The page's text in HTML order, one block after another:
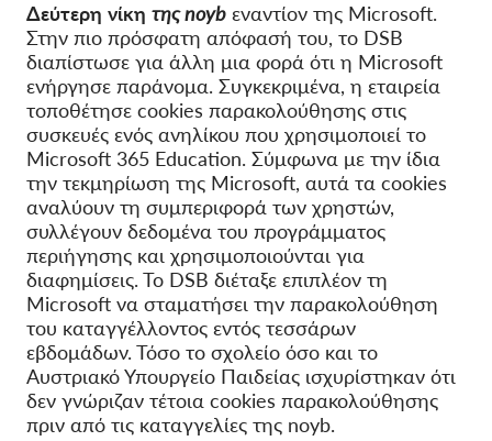
Δεύτερη νίκη της noyb εναντίον της Microsoft.
Στην πιο πρόσφατη απόφασή του, το DSB
διαπίστωσε για άλλη μια φορά ότι η Microsoft
ενήργησε παράνομα. Συγκεκριμένα, η εταιρεία
τοποθέτησε cookies παρακολούθησης στις
συσκευές ενός ανηλίκου που χρησιμοποιεί το
Microsoft 365 Education. Σύμφωνα με την ίδια
την τεκμηρίωση της Microsoft, αυτά τα cookies
αναλύουν τη συμπεριφορά των χρηστών,
συλλέγουν δεδομένα του προγράμματος
περιήγησης και χρησιμοποιούνται για
διαφημίσεις. Το DSB διέταξε επιπλέον τη
Microsoft να σταματήσει την παρακολούθηση
του καταγγέλλοντος εντός τεσσάρων
εβδομάδων. Τόσο το σχολείο όσο και το
Αυστριακό Υπουργείο Παιδείας ισχυρίστηκαν ότι
δεν γνώριζαν τέτοια cookies παρακολούθησης
πριν από τις καταγγελίες της noyb.